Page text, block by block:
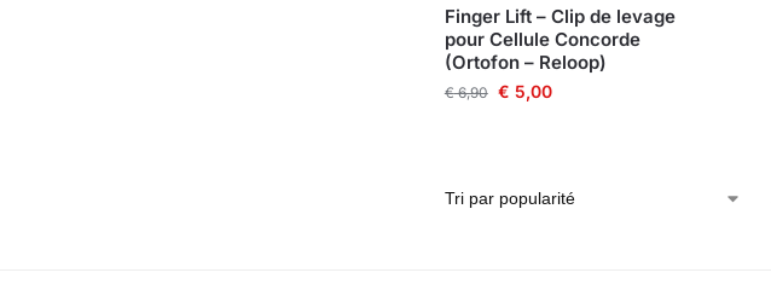
Finger Lift – Clip de levage
pour Cellule Concorde
(Ortofon – Reloop)
€6,90 € 5,00